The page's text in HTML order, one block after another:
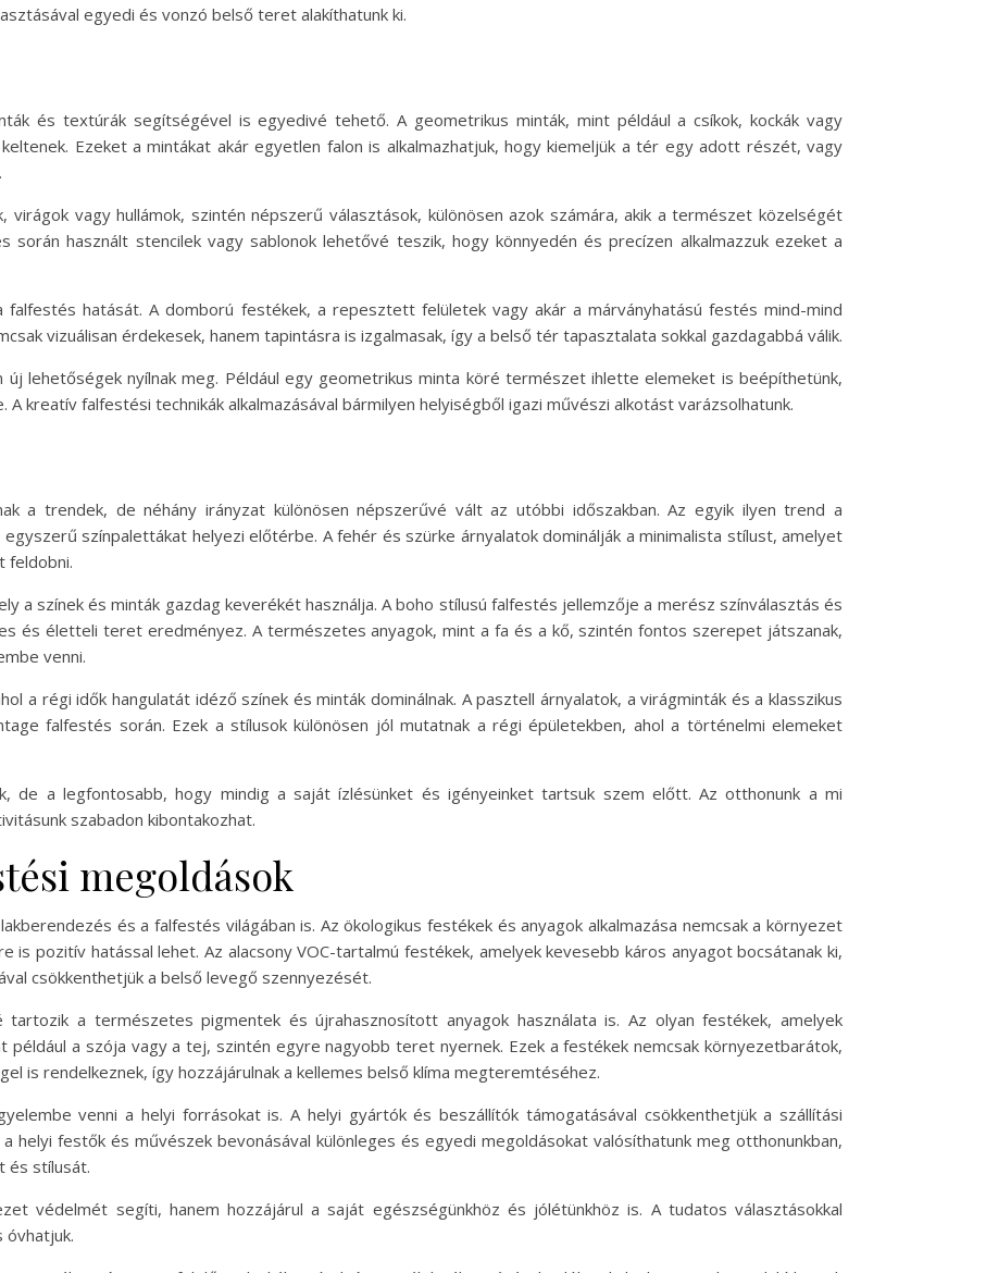
egyedi és vonzó belső teret alakíthatunk ki.
és textúrák segítségével is egyedivé tehető. A geometrikus minták, mint például a csíkok, kockák vagy
Ezeket a mintákat akár egyetlen falon is alkalmazhatjuk, hogy kiemeljük a tér egy adott részét, vagy
vagy hullámok, szintén népszerű választások, különösen azok számára, akik a természet közelségét
során használt stencilek vagy sablonok lehetővé teszik, hogy könnyedén és precízen alkalmazzuk ezeket a
falfestés hatását. A domború festékek, a repesztett felületek vagy akár a márványhatású festés mind-mind
vizuálisan érdekesek, hanem tapintásra is izgalmasak, így a belső tér tapasztalata sokkal gazdagabbá válik.
új lehetőségek nyílnak meg. Például egy geometrikus minta köré természet ihlette elemeket is beépíthetünk,
kreatív falfestési technikák alkalmazásával bármilyen helyiségből igazi művészi alkotást varázsolhatunk.
a trendek, de néhány irányzat különösen népszerűvé vált az utóbbi időszakban. Az egyik ilyen trend a
színpalettákat helyezi előtérbe. A fehér és szürke árnyalatok dominálják a minimalista stílust, amelyet
feldobni.
a színek és minták gazdag keverékét használja. A boho stílusú falfestés jellemzője a merész színválasztás és
és életteli teret eredményez. A természetes anyagok, mint a fa és a kő, szintén fontos szerepet játszanak,
venni.
a régi idők hangulatát idéző színek és minták dominálnak. A pasztell árnyalatok, a virágminták és a klasszikus
falfestés során. Ezek a stílusok különösen jól mutatnak a régi épületekben, ahol a történelmi elemeket
de a legfontosabb, hogy mindig a saját ízlésünket és igényeinket tartsuk szem előtt. Az otthonunk a mi
szabadon kibontakozhat.
megoldások
és a falfestés világában is. Az ökologikus festékek és anyagok alkalmazása nemcsak a környezet
is pozitív hatással lehet. Az alacsony VOC-tartalmú festékek, amelyek kevesebb káros anyagot bocsátanak ki,
csökkenthetjük a belső levegő szennyezését.
a természetes pigmentek és újrahasznosított anyagok használata is. Az olyan festékek, amelyek
például a szója vagy a tej, szintén egyre nagyobb teret nyernek. Ezek a festékek nemcsak környezetbarátok,
is rendelkeznek, így hozzájárulnak a kellemes belső klíma megteremtéséhez.
venni a helyi forrásokat is. A helyi gyártók és beszállítók támogatásával csökkenthetjük a szállítási
helyi festők és művészek bevonásával különleges és egyedi megoldásokat valósíthatunk meg otthonunkban,
és stílusát.
védelmét segíti, hanem hozzájárul a saját egészségünkhöz és jólétünkhöz is. A tudatos választásokkal
óvhatjuk.